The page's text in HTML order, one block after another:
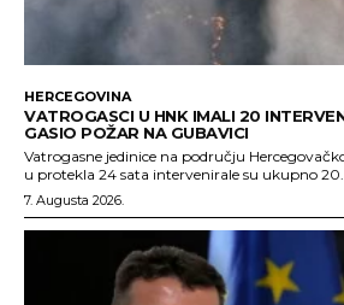
HERCEGOVINA
VATROGASCI U HNK IMALI 20
GASIO POŽAR NA GUBAVICI
Vatrogasne jedinice na području
u protekla 24 sata intervenirale su ukupno
7. Augusta 2026.